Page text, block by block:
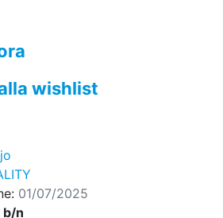
wishlist
01/07/2025
b/n